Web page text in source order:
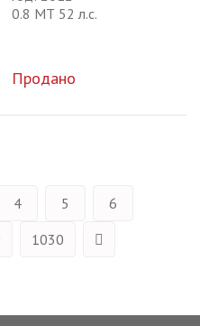
0.8 МТ 52 л.с.
Продано
4 5
6
1030